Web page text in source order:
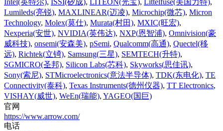
Intel(英特尔), ISSI(矽成), LITEON(光宝), Littelfuse(美国力特),
Lumileds(亮锐), MAXLINEAR(迈凌), Microchip(微芯), Micron
Technology, Molex(莫仕), Murata(村田), MXIC(旺宏),
Nexperia(安世), NVIDIA(英伟达), NXP(恩智浦), Omnivision(豪
威科技), onsemi(安森美), pSemi, Qualcomm(高通), Quectel(移
远), Richtek(立锜), Samsung(三星), SEMTECH(升特),
SGMICRO(圣邦), Silicon Labs(芯科), Skyworks(思佳讯),
Sony(索尼), STMicroelectronics(意法半导体), TDK(东电化), TE
Connectivity(泰科), Texas Instruments(德州仪器), TT Electronics,
VISHAY(威世), WeEn(瑞能), YAGEO(国巨)
官网
https://www.arrow.com/
电话